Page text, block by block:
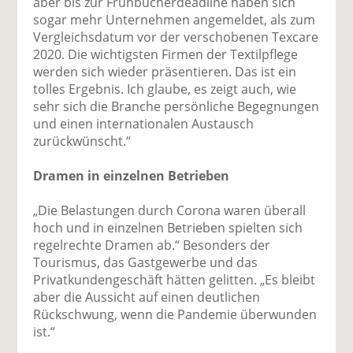
ac
e
b
o
o
k
te
il
er
n
n
k
e
di
n
te
il
m
ai
l
v
er
se
n
n
sogar mehr Unternehmen angemeldet, als zum
Vergleichsdatum vor der verschobenen Texcare
2020. Die wichtigsten Firmen der Textilpflege
werden sich wieder präsentieren. Das ist ein
tolles Ergebnis. Ich glaube, es zeigt auch, wie
sehr sich die Branche persönliche Begegnungen
und einen internationalen Austausch
zurückwünscht.“
Dramen in einzelnen Betrieben
„Die Belastungen durch Corona waren überall
hoch und in einzelnen Betrieben spielten sich
regelrechte Dramen ab.“ Besonders der
Tourismus, das Gastgewerbe und das
Privatkundengeschäft hätten gelitten. „Es bleibt
aber die Aussicht auf einen deutlichen
Rückschwung, wenn die Pandemie überwunden
ist.“